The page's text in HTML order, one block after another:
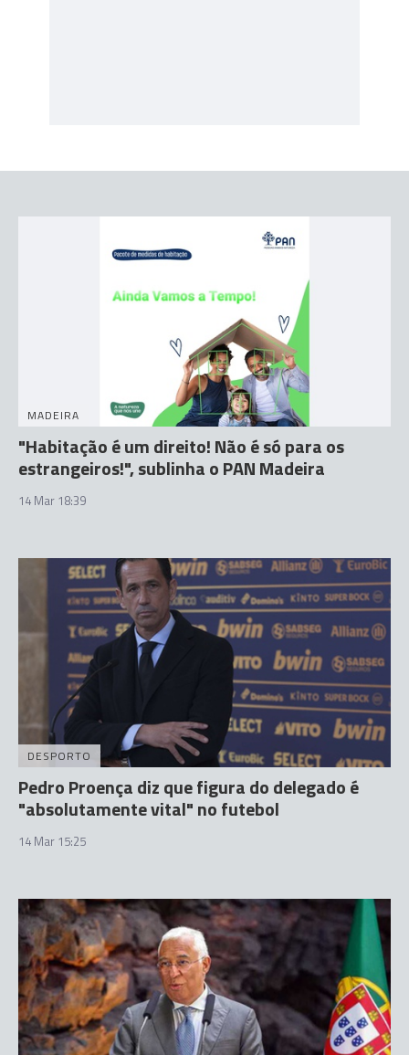
MADEIRA
"Habitação é um direito! Não é só para os
estrangeiros!", sublinha o PAN Madeira
14 Mar 18:39
DESPORTO
Pedro Proença diz que figura do delegado é
"absolutamente vital" no futebol
14 Mar 15:25